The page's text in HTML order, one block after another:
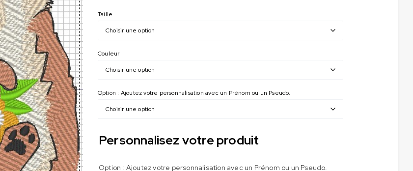
Taille
Couleur
Option : Ajoutez votre personnalisation avec un Prénom ou un Pseudo.
Personnalisez votre produit
Option : Ajoutez votre personnalisation avec un Prénom ou un Pseudo.